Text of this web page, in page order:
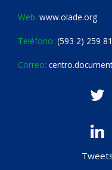
Web: www.olade.org
Teléfono: (593 2) 259
Correo: